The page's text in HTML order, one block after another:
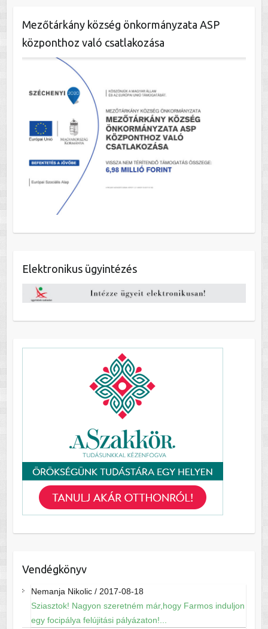
Mezőtárkány község önkormányzata ASP
központhoz való csatlakozása
Elektronikus ügyintézés
Vendégkönyv
Nemanja Nikolic/ 2017-08-18
Sziasztok! Nagyon szeretném már,hogy Farmos induljon
egy focipálya felújitási pályázaton!...